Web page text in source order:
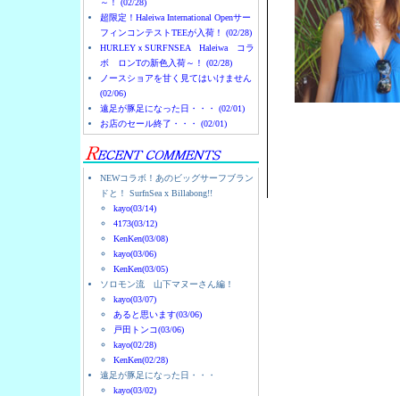
超限定！Haleiwa International Openサー
フィンコンテストTEEが入荷！ (02/28)
HURLEYｘSURFNSEA Haleiwa コラ
ボ ロンTの新色入荷～！ (02/28)
ノースショアを甘く見てはいけません
(02/06)
遠足が豚足になった日・・・ (02/01)
お店のセール終了・・・ (02/01)
NEWコラボ！あのビッグサーフブラン
ドと！ SurfnSea x Billabong!!
kayo(03/14)
4173(03/12)
KenKen(03/08)
kayo(03/06)
KenKen(03/05)
ソロモン流 山下マヌーさん編！
kayo(03/07)
あると思います(03/06)
戸田トンコ(03/06)
kayo(02/28)
KenKen(02/28)
遠足が豚足になった日・・・
kayo(03/02)